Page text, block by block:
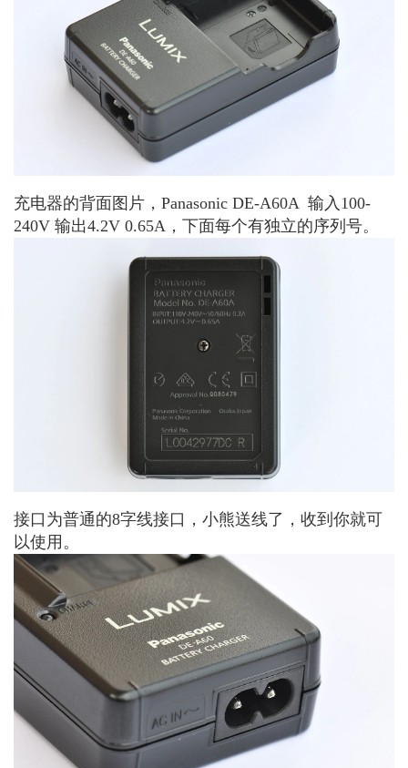
充电器的背面图片，Panasonic DE-A60A 输入100-
240V 输出4.2V 0.65A，下面每个有独立的序列号。
接口为普通的8字线接口，小熊送线了，收到你就可
以使用。